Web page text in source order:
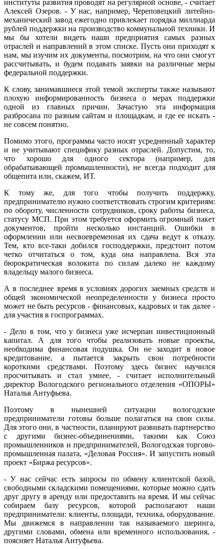
институты развития проводят на регулярной основе, - считает
Алексей Озеров. - У нас, например, Череповецкий литейно-
механический завод ежегодно привлекает порядка миллиарда
рублей поддержки на производство коммунальной техники. И
мы бы хотели видеть наши предприятия самых разных
отраслей и направлений в этом списке. Пусть они приходят к
нам, мы изучим их документы, посмотрим, на что они смогут
рассчитывать, и будем подавать заявки на различные меры
федеральной поддержки.
К слову, занимавшиеся этой темой эксперты также называют
плохую информированность бизнеса о мерах поддержки
одной из главных причин. Зачастую эта информация
разбросана по разным сайтам и площадкам, и где ее искать -
не совсем понятно.
Помимо этого, программы часто носят усредненный характер
и не учитывают специфику разных отраслей. Допустим, то,
что хорошо для одного сектора (например, для
обрабатывающей промышленности), не всегда подходит для
общепита или, скажем, ИТ.
К тому же, для того чтобы получить поддержку,
предпринимателю нужно соответствовать строгим критериям:
по обороту, численности сотрудников, сроку работы бизнеса,
статусу МСП. При этом требуется оформить огромный пакет
документов, пройти несколько инстанций. Ошибки в
оформлении или несвоевременная их сдача ведут к отказу.
Тем, кто все-таки добился господдержки, предстоит потом
четко отчитаться о том, куда она направлена. Вся эта
бюрократическая волокита по силам далеко не каждому
владельцу малого бизнеса.
А в последнее время в условиях дорогих заемных средств и
общей экономической неопределенности у бизнеса просто
может не быть ресурсов - финансовых, кадровых и так далее -
для участия в госпрограммах.
- Дело в том, что у бизнеса уже исчерпан инвестиционный
капитал. А для того чтобы реализовать новые проекты,
необходима финансовая подушка. Он не заходит в новое
кредитование, а пытается закрыть свои потребности
короткими средствами. Поэтому здесь бизнес научился
просчитывать и стал умнее, - считает исполнительный
директор Вологодского регионального отделения «ОПОРЫ»
Наталья Антуфьева.
Поэтому в нынешней ситуации вологодские
предприниматели готовы больше полагаться на свои силы.
Для этого они, в частности, планируют развивать партнерство
с другими бизнес-объединениями, такими как Союз
промышленников и предпринимателей, Вологодская торгово-
промышленная палата, «Деловая Россия». И запустить новый
проект «Биржа ресурсов».
- У нас сейчас есть запросы по обмену клиентской базой,
свободными складскими помещениями, которые можно сдать
друг другу в аренду или предоставить на время. И мы сейчас
собираем базу ресурсов, которой располагают наши
предприниматели: клиенты, площади, техника, оборудование.
Мы движемся в направлении так называемого шеринга,
другими словами, обмена или временного использования, -
поясняет Наталья Антуфьева.